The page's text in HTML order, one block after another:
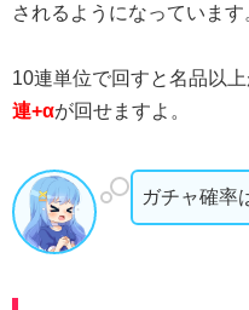
されるようになっています
10連単位で回すと名品以上
連+αが回せますよ。
ガチャ確率